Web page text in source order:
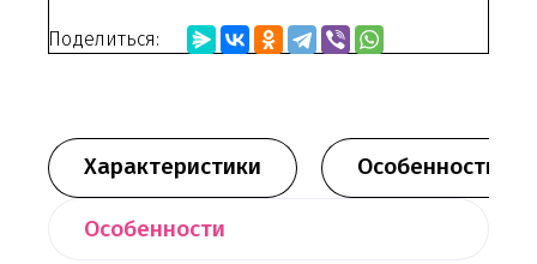
Поделиться:
Особенности
Характеристики
Особенности